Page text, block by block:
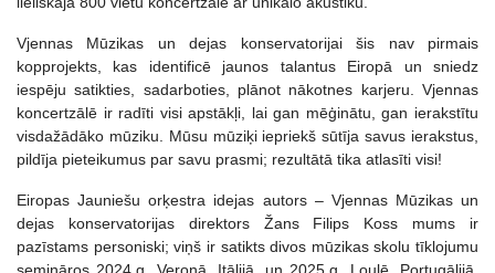
Vjennas Mūzikas un dejas konservatorijai šis nav pirmais
kopprojekts, kas identificē jaunos talantus Eiropā un sniedz
iespēju satikties, sadarboties, plānot nākotnes karjeru. Vjennas
koncertzālē ir radīti visi apstākļi, lai gan mēģinātu, gan ierakstītu
visdažādāko mūziku. Mūsu mūziķi iepriekš sūtīja savus ierakstus,
pildīja pieteikumus par savu prasmi; rezultātā tika atlasīti visi!
Eiropas Jauniešu orķestra idejas autors – Vjennas Mūzikas un
dejas konservatorijas direktors Žans Filips Koss mums ir
pazīstams personiski; viņš ir satikts divos mūzikas skolu tīklojumu
semināros 2024.g. Veronā, Itālijā, un 2025.g. Loulē, Portugālijā.